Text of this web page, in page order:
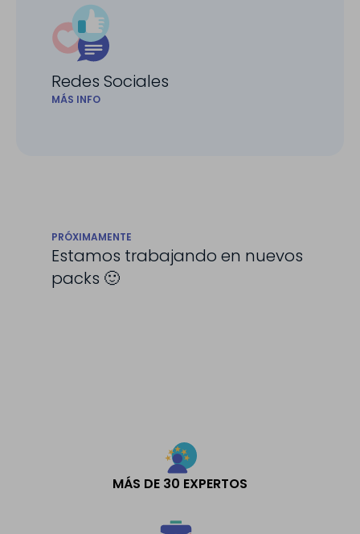
Redes Sociales
MÁS INFO
PRÓXIMAMENTE
Estamos trabajando en nuevos
packs 🙂
MÁS DE 30 EXPERTOS